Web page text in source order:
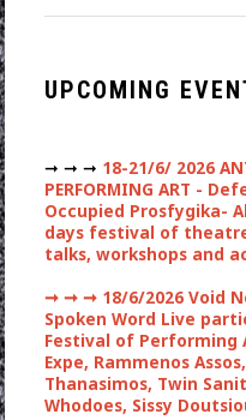
UPCOMING
➞ ➞ ➞ 18-21/6/ 2026
PERFORMING ART -
Occupied Prosfygika-
days festival of
talks, workshops and
➞ ➞ ➞18/6/2026 Void
Spoken Word Live
Festival of Performing
Expe, Rammenos
Thanasimos, Twin
Whodoes, Sissy